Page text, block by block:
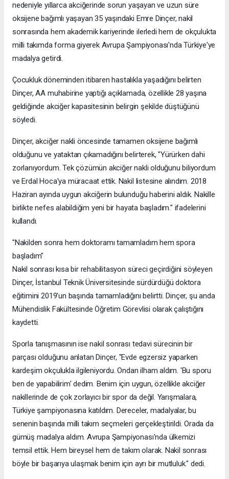
nedeniyle yıllarca akciğerinde sorun yaşayan ve uzun süre
oksijene bağımlı yaşayan 35 yaşındaki Emre Dinçer, nakil
sonrasında hem akademik kariyerinde ilerledi hem de okçulukta
milli takımda forma giyerek Avrupa Şampiyonası'nda Türkiye'ye
madalya getirdi.
Çocukluk döneminden itibaren hastalıkla yaşadığını belirten
Dinçer, AA muhabirine yaptığı açıklamada, özellikle 28 yaşına
geldiğinde akciğer kapasitesinin belirgin şekilde düştüğünü
söyledi.
Dinçer, akciğer nakli öncesinde tamamen oksijene bağımlı
olduğunu ve yataktan çıkamadığını belirterek, "Yürürken dahi
zorlanıyordum. Tek çözümün akciğer nakli olduğunu biliyordum
ve Erdal Hoca'ya müracaat ettik. Nakil listesine alındım. 2018
Haziran ayında uygun akciğerin bulunduğu haberini aldık. Nakille
birlikte nefes alabildiğim yeni bir hayata başladım." ifadelerini
kullandı.
"Nakilden sonra hem doktoramı tamamladım hem spora
başladım"
Nakil sonrası kısa bir rehabilitasyon süreci geçirdiğini söyleyen
Dinçer, İstanbul Teknik Üniversitesinde sürdürdüğü doktora
eğitimini 2019'un başında tamamladığını belirtti. Dinçer, şu anda
Mühendislik Fakültesinde Öğretim Görevlisi olarak çalıştığını
kaydetti.
Sporla tanışmasının ise nakil sonrası tedavi sürecinin bir
parçası olduğunu anlatan Dinçer, "Evde egzersiz yaparken
kardeşim okçulukla ilgileniyordu. Ondan ilham aldım. 'Bu sporu
ben de yapabilirim' dedim. Benim için uygun, özellikle akciğer
nakillerinde de çok zorlayıcı bir spor da değil. Yarışmalara,
Türkiye şampiyonasına katıldım. Dereceler, madalyalar, bu
senenin başında milli takım seçmeleri gerçekleştirildi. Orada da
gümüş madalya aldım. Avrupa Şampiyonası'nda ülkemizi
temsil ettik. Hem bireysel hem de takım olarak. Nakil sonrası
böyle bir başarıya ulaşmak benim için ayrı bir mutluluk." dedi.